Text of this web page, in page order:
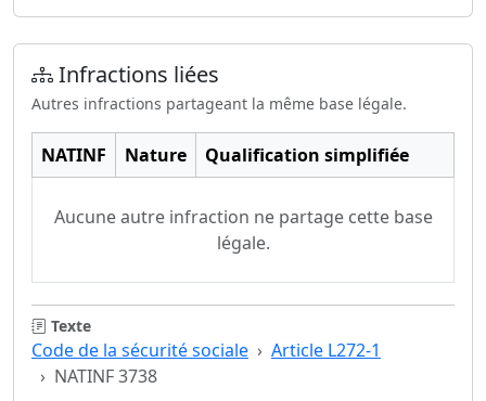
Infractions liées
Autres infractions partageant la même base légale.
NATINF Nature Qualification simplifiée
Aucune autre infraction ne partage cette base
légale.
Texte
Code de la sécurité sociale
Article L272-1
NATINF 3738